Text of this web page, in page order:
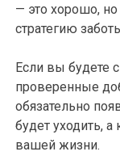
— это хорошо,
стратегию
Если вы будете
проверенные
обязательно
будет уходить,
вашей жизни.